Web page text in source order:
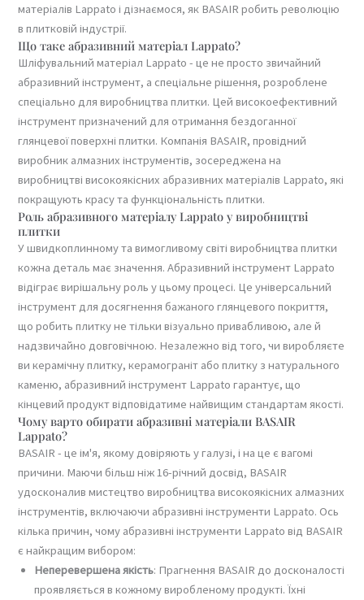
матеріалів Lappato і дізнаємося, як BASAIR робить революцію
в плитковій індустрії.
Що таке абразивний матеріал Lappato?
Шліфувальний матеріал Lappato - це не просто звичайний
абразивний інструмент, а спеціальне рішення, розроблене
спеціально для виробництва плитки. Цей високоефективний
інструмент призначений для отримання бездоганної
глянцевої поверхні плитки. Компанія BASAIR, провідний
виробник алмазних інструментів, зосереджена на
виробництві високоякісних абразивних матеріалів Lappato, які
покращують красу та функціональність плитки.
Роль абразивного матеріалу Lappato у виробництві
плитки
У швидкоплинному та вимогливому світі виробництва плитки
кожна деталь має значення. Абразивний інструмент Lappato
відіграє вирішальну роль у цьому процесі. Це універсальний
інструмент для досягнення бажаного глянцевого покриття,
що робить плитку не тільки візуально привабливою, але й
надзвичайно довговічною. Незалежно від того, чи виробляєте
ви керамічну плитку, керамограніт або плитку з натурального
каменю, абразивний інструмент Lappato гарантує, що
кінцевий продукт відповідатиме найвищим стандартам якості.
Чому варто обирати абразивні матеріали BASAIR
Lappato?
BASAIR - це ім'я, якому довіряють у галузі, і на це є вагомі
причини. Маючи більш ніж 16-річний досвід, BASAIR
удосконалив мистецтво виробництва високоякісних алмазних
інструментів, включаючи абразивні інструменти Lappato. Ось
кілька причин, чому абразивні інструменти Lappato від BASAIR
є найкращим вибором:
Неперевершена якість: Прагнення BASAIR до досконалості
проявляється в кожному виробленому продукті. Їхні